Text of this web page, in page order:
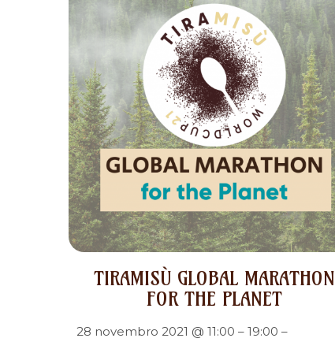
TIRAMISÙ GLOBAL MARATHON
FOR THE PLANET
28 novembro 2021 @ 11:00 – 19:00 –